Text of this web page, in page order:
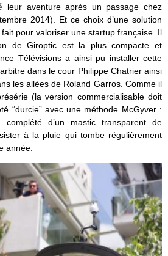
leur aventure après un passage chez
2014). Et ce choix d’une solution
pour valoriser une startup française. Il
de Giroptic est la plus compacte et
Télévisions a ainsi pu installer cette
dans le cour Philippe Chatrier ainsi
les allées de Roland Garros. Comme il
(la version commercialisable doit
“durcie” avec une méthode McGyver :
d’un mastic transparent de
à la pluie qui tombe régulièrement
année.